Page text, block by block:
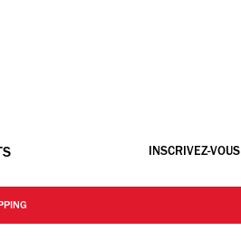
INSCRIVEZ-VOUS